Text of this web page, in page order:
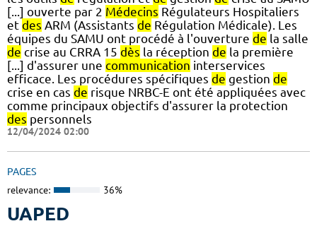
[...] ouverte par 2 Médecins Régulateurs Hospitaliers
et des ARM (Assistants de Régulation Médicale). Les
équipes du SAMU ont procédé à l'ouverture de la salle
de crise au CRRA 15 dès la réception de la première
[...] d'assurer une communication interservices
efficace. Les procédures spécifiques de gestion de
crise en cas de risque NRBC-E ont été appliquées avec
comme principaux objectifs d'assurer la protection
des personnels
12/04/2024 02:00
PAGES
relevance: 36%
UAPED